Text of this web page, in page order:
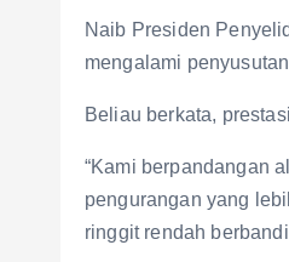
Naib Presiden
mengalami
Beliau berkata,
“Kami berpandangan
pengurangan yang
ringgit rendah